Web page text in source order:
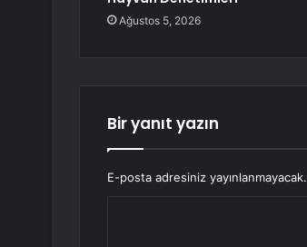
Ağustos 5, 2026
Bir yanıt yazın
E-posta adresiniz yayınlanmayacak.